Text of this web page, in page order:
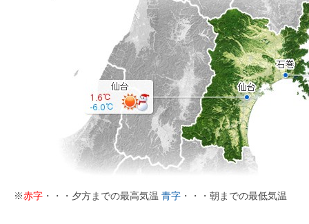
※赤字 ・・・夕方までの最高気温 青字 ・・・朝までの最低気温